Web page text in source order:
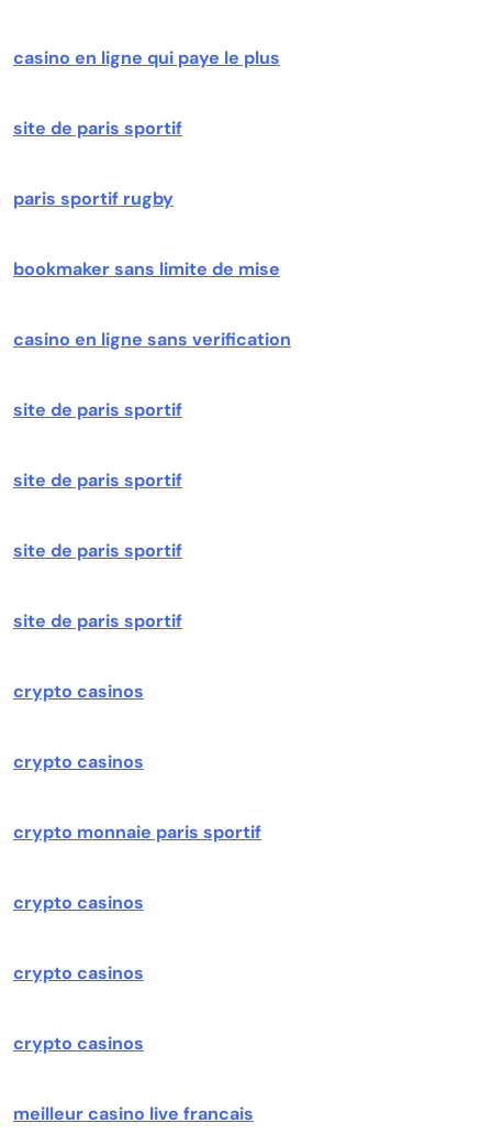
casino en ligne qui paye le plus
site de paris sportif
paris sportif rugby
bookmaker sans limite de mise
casino en ligne sans verification
site de paris sportif
site de paris sportif
site de paris sportif
site de paris sportif
crypto casinos
crypto casinos
crypto monnaie paris sportif
crypto casinos
crypto casinos
crypto casinos
meilleur casino live francais